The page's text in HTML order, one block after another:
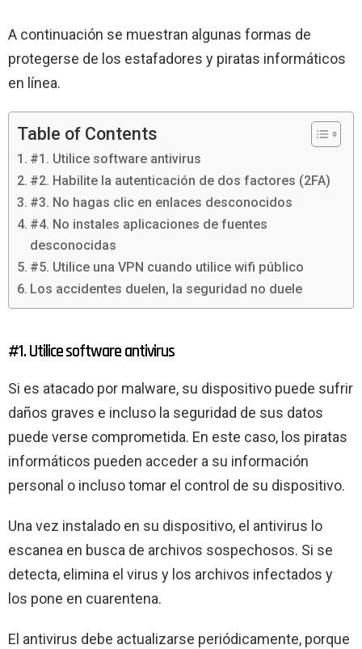
A continuación se muestran algunas formas de
protegerse de los estafadores y piratas informáticos
en línea.
Table of Contents
#1. Utilice software antivirus
#2. Habilite la autenticación de dos factores (2FA)
#3. No hagas clic en enlaces desconocidos
#4. No instales aplicaciones de fuentes
desconocidas
#5. Utilice una VPN cuando utilice wifi público
Los accidentes duelen, la seguridad no duele
#1. Utilice software antivirus
Si es atacado por malware, su dispositivo puede sufrir
daños graves e incluso la seguridad de sus datos
puede verse comprometida. En este caso, los piratas
informáticos pueden acceder a su información
personal o incluso tomar el control de su dispositivo.
Una vez instalado en su dispositivo, el antivirus lo
escanea en busca de archivos sospechosos. Si se
detecta, elimina el virus y los archivos infectados y
los pone en cuarentena.
El antivirus debe actualizarse periódicamente, porque